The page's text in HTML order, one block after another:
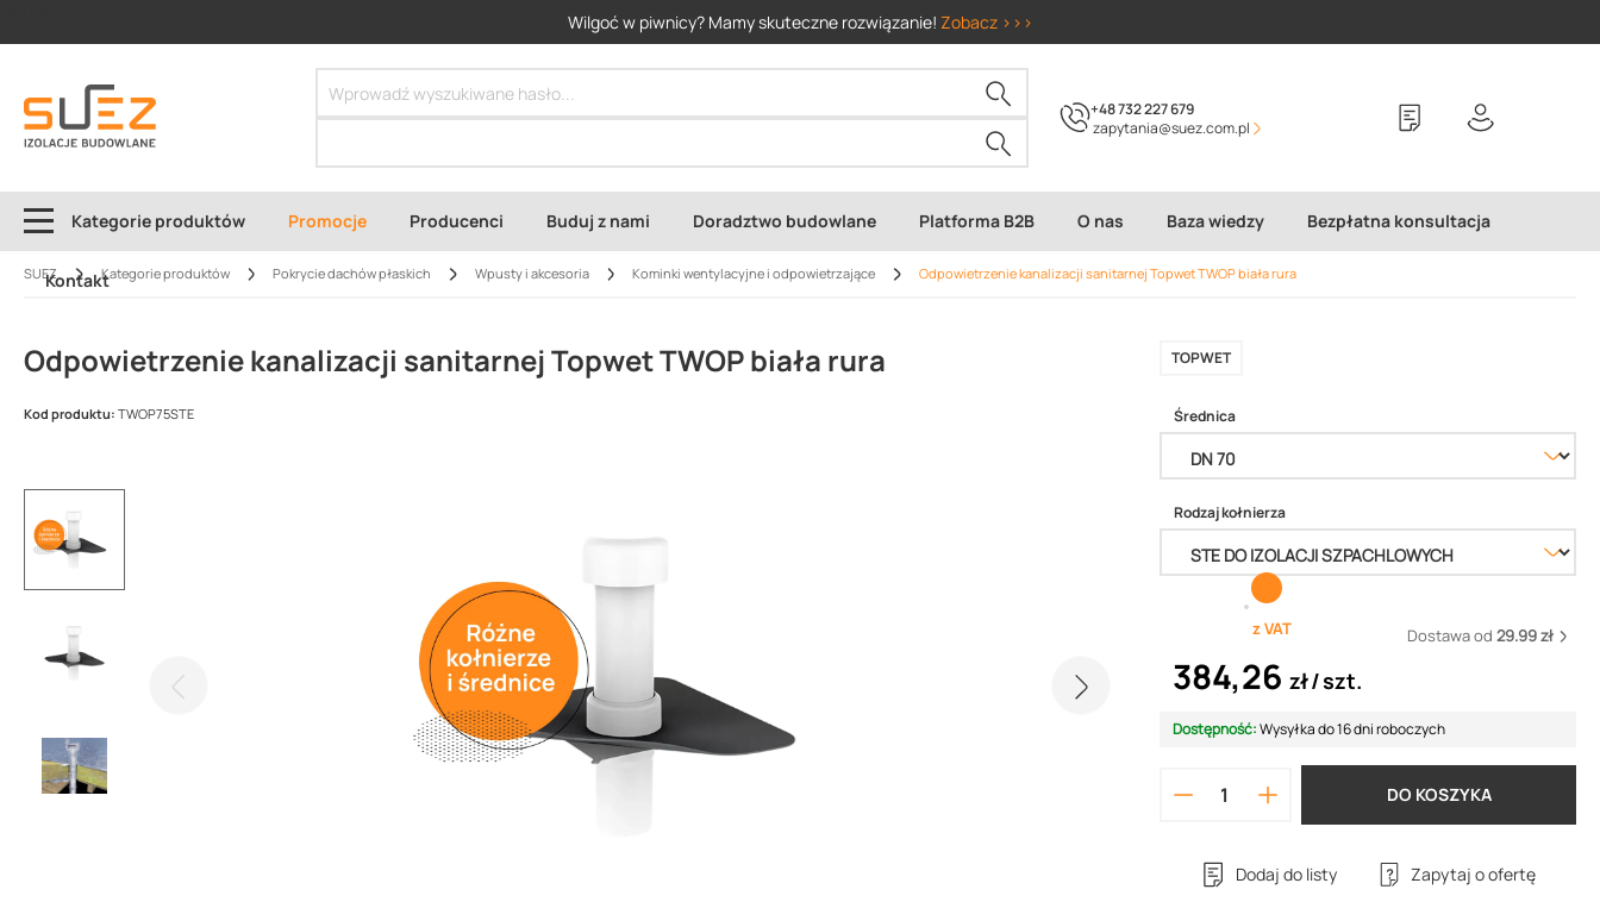
Wilgoć w piwnicy? Mamy skuteczne rozwiązanie! Zobacz >>>
+48 732 227 679
zapytania@suez.com.pl
Kategorie produktów Promocje Producenci Buduj z nami Doradztwo budowlane Platforma B2B O nas Baza wiedzy Bezpłatna konsultacja
Kontakt
SUEZ Kategorie produktów Pokrycie dachów płaskich Wpusty i akcesoria Kominki wentylacyjne i odpowietrzające Odpowietrzenie kanalizacji sanitarnej Topwet TWOP biała rura
Odpowietrzenie kanalizacji sanitarnej Topwet TWOP biała rura TOPWET
Kod produktu: TWOP75STE Średnica
Rodzaj kołnierza
z VAT Dostawa od 29.99 zł
384,26 zł szt.
Dostępność:Wysyłka do 16 dni roboczych
DO KOSZYKA
Dodaj do listy Zapytaj o ofertę